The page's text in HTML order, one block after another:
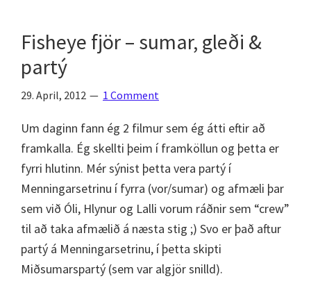
partý
Fisheye fjör – sumar, gleði &
partý
29. April, 2012 1 Comment
Um daginn fann ég 2 filmur sem ég átti eftir að
framkalla. Ég skellti þeim í framköllun og þetta er
fyrri hlutinn. Mér sýnist þetta vera partý í
Menningarsetrinu í fyrra (vor/sumar) og afmæli þar
sem við Óli, Hlynur og Lalli vorum ráðnir sem “crew”
til að taka afmælið á næsta stig ;) Svo er það aftur
partý á Menningarsetrinu, í þetta skipti
Miðsumarspartý (sem var algjör snilld).